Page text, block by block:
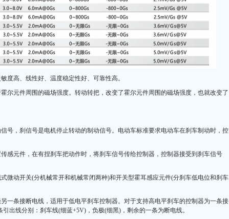
度高、线性好、温度稳定性好、可靠性高。
尔元件周围的磁场强度。转动转把，改变了霍尔元件周围的磁场强度，也就改变了
号，刹信号是电机停止转动的制动信号。电动车标准要求电动车在刹车制动时，控
感元件，在有捏刹车把动作时，将刹车信号传给控制器，控制器接受到刹车信号
微动开关(分机械常开和机械常闭两种)和开关型霍耳感应元件(分刹车低电位和刹车
一条接断电线，适用于低电平刹车控制器。对于支持高电平刹车的控制器为一条接
出线分别：刹车线(细蓝+5V)，负极(细黑)，剩余的一条为断电线。